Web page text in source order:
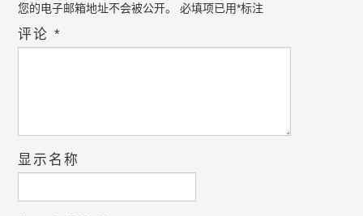
您的电子邮箱地址不会被公开。 必填项已用*标注
评论*
显示名称